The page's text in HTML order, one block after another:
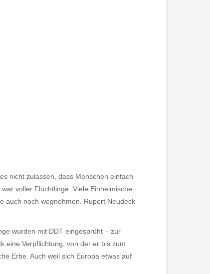
nicht zulassen, dass Menschen einfach
voller Flüchtlinge. Viele Einheimische
auch noch wegnehmen. Rupert Neudeck
wurden mit DDT eingesprüht – zur
eine Verpflichtung, von der er bis zum
Erbe. Auch weil sich Europa etwas auf